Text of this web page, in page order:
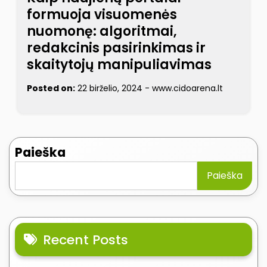
formuoja visuomenės
nuomonę: algoritmai,
redakcinis pasirinkimas ir
skaitytojų manipuliavimas
Posted on: 22 birželio, 2024 - www.cidoarena.lt
Paieška
Paieška
Recent Posts